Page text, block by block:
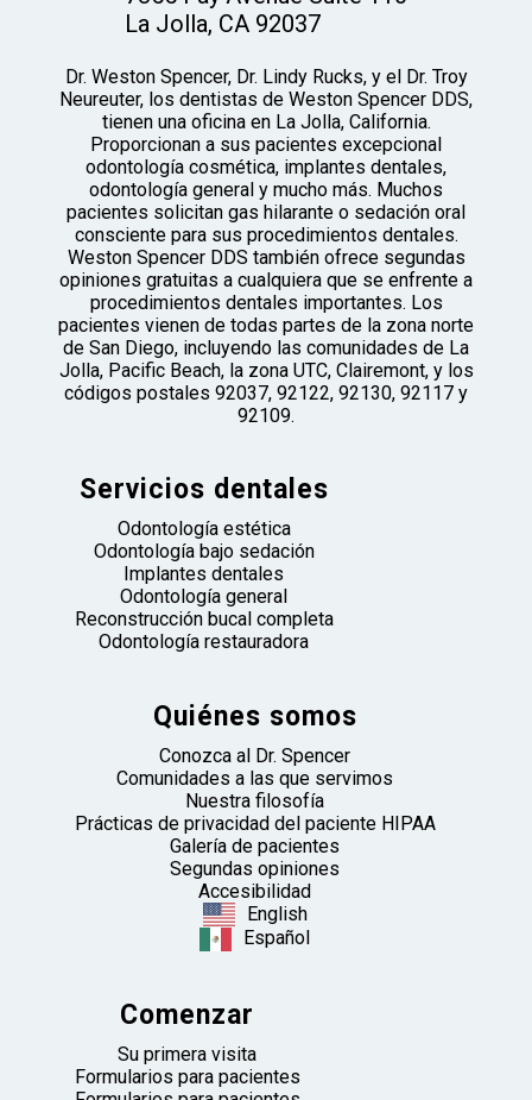
La Jolla, CA 92037
Dr. Weston Spencer, Dr. Lindy Rucks, y el Dr. Troy
Neureuter, los dentistas de Weston Spencer DDS,
tienen una oficina en La Jolla, California.
Proporcionan a sus pacientes excepcional
odontología cosmética, implantes dentales,
odontología general y mucho más. Muchos
pacientes solicitan gas hilarante o sedación oral
consciente para sus procedimientos dentales.
Weston Spencer DDS también ofrece segundas
opiniones gratuitas a cualquiera que se enfrente a
procedimientos dentales importantes. Los
pacientes vienen de todas partes de la zona norte
de San Diego, incluyendo las comunidades de La
Jolla, Pacific Beach, la zona UTC, Clairemont, y los
códigos postales 92037, 92122, 92130, 92117 y
92109.
Servicios dentales
Odontología estética
Odontología bajo sedación
Implantes dentales
Odontología general
Reconstrucción bucal completa
Odontología restauradora
Quiénes somos
Conozca al Dr. Spencer
Comunidades a las que servimos
Nuestra filosofía
Prácticas de privacidad del paciente HIPAA
Galería de pacientes
Segundas opiniones
Accesibilidad
English
Español
Comenzar
Su primera visita
Formularios para pacientes